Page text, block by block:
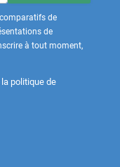
de
de
à tout moment,
politique de